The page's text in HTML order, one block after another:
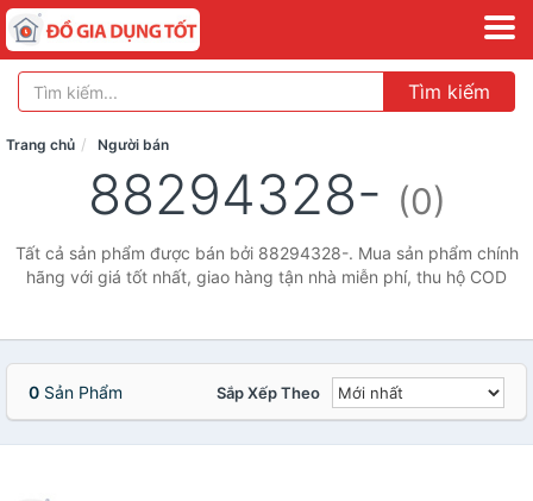
Tìm kiếm
Trang chủ Người bán
88294328- (0)
Tất cả sản phẩm được bán bởi 88294328-. Mua sản phẩm chính
hãng với giá tốt nhất, giao hàng tận nhà miễn phí, thu hộ COD
0 Sản Phẩm Sắp Xếp Theo